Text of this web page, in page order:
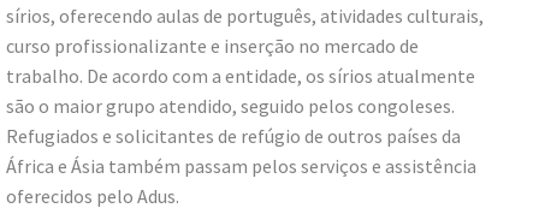
sírios, oferecendo aulas de português, atividades culturais,
curso profissionalizante e inserção no mercado de
trabalho. De acordo com a entidade, os sírios atualmente
são o maior grupo atendido, seguido pelos congoleses.
Refugiados e solicitantes de refúgio de outros países da
África e Ásia também passam pelos serviços e assistência
oferecidos pelo Adus.